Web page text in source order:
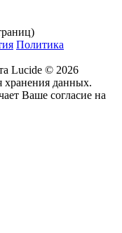
Политика
Lucide © 2026
хранения данных.
Ваше согласие на